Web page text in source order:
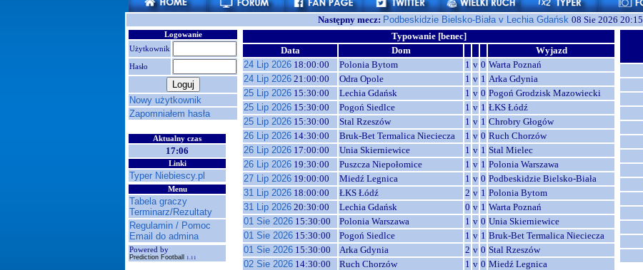
Następny mecz: Podbeskidzie Bielsko-Biała v Lechia Gdańsk 08 Sie 2026 20:15
Logowanie
Użytkownik
Hasło
Nowy użytkownik
Zapomniałem hasła
Aktualny czas
17:06
Linki
Typer Niebiescy.pl
Menu
Tabela graczy
Terminarz/Rezultaty
Regulamin / Pomoc
Email do admina
Powered by
Prediction Football 1.11
Typowanie [benec]
Data
Dom
Wyjazd
24 Lip 2026 18:00:00 Polonia Bytom 1 v 0 Warta Poznań
24 Lip 2026 21:00:00 Odra Opole 1 v 1 Arka Gdynia
25 Lip 2026 15:30:00 Lechia Gdańsk 1 v 0 Pogoń Grodzisk Mazowiecki
25 Lip 2026 15:30:00 Pogoń Siedlce 1 v 1 ŁKS Łódź
25 Lip 2026 15:30:00 Stal Rzeszów 1 v 1 Chrobry Głogów
26 Lip 2026 14:30:00 Bruk-Bet Termalica Nieciecza 1 v 0 Ruch Chorzów
26 Lip 2026 17:00:00 Unia Skierniewice 1 v 1 Stal Mielec
26 Lip 2026 19:30:00 Puszcza Niepołomice 1 v 1 Polonia Warszawa
27 Lip 2026 19:00:00 Miedź Legnica 1 v 0 Podbeskidzie Bielsko-Biała
31 Lip 2026 18:00:00 ŁKS Łódź 2 v 1 Polonia Bytom
31 Lip 2026 20:30:00 Lechia Gdańsk 0 v 1 Warta Poznań
01 Sie 2026 15:30:00 Polonia Warszawa 1 v 0 Unia Skierniewice
01 Sie 2026 15:30:00 Pogoń Siedlce 1 v 1 Bruk-Bet Termalica Nieciecza
01 Sie 2026 15:30:00 Arka Gdynia 2 v 0 Stal Rzeszów
02 Sie 2026 14:30:00 Ruch Chorzów 1 v 0 Miedź Legnica